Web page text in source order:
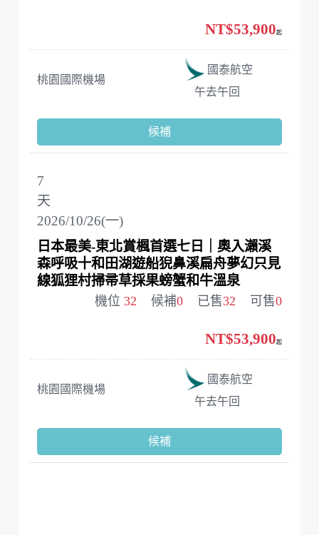
桃園國際機場
國泰航空
午去午回
NT$53,900起
候補
2026/10/26(一)
7
天
日本最美-東北賞楓首選七日｜奧入瀨溪
森呼吸十和田湖遊船猊鼻溪扁舟夢幻只見
線狐狸村掃帚草採果螃蟹和牛溫泉
機位 32 候補0 已售32 可售0
桃園國際機場
國泰航空
午去午回
NT$53,900起
候補